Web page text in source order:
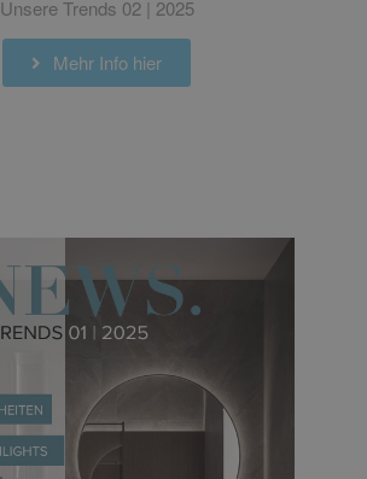
Unsere Trends 02 | 2025
Mehr Info hier